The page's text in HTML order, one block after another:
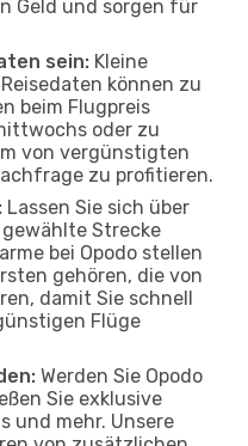
Geld und sorgen für
sein: Kleine
können zu
beim Flugpreis
oder zu
von vergünstigten
zu profitieren.
Lassen Sie sich über
Strecke
bei Opodo stellen
gehören, die von
damit Sie schnell
Flüge
Werden Sie Opodo
Sie exklusive
und mehr. Unsere